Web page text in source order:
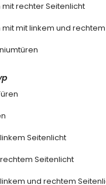
rechter Seitenlicht
mit linkem und
Seitenlicht
Seitenlicht
und rechtem